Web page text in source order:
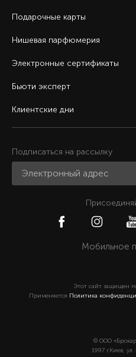
Подарочные карты
Нишевая парфюмерия
Электронные сертификаты
Бьюти эксперт
Клиентские дни
Подписаться на рассылку
Мобильное
Этот сайт защищен
Применяется Политика
© ООО
1997 г.Киев,